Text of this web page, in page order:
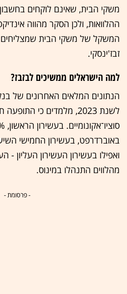
משקי הבית, שאינם לוקחים
ההלוואות, ולכן הסקר מהווה
המשקל של משקי הבית שמצליחים
זבז'ינסקי.
למה הישראלים ממשיכים לבזבז?
הנתונים המלאים האחרונים של
לשנת 2023, מלמדים כי
ואפילו בעשירון העשירון העליון -
מהלווים התנהלו במינוס.
- פרסומת -